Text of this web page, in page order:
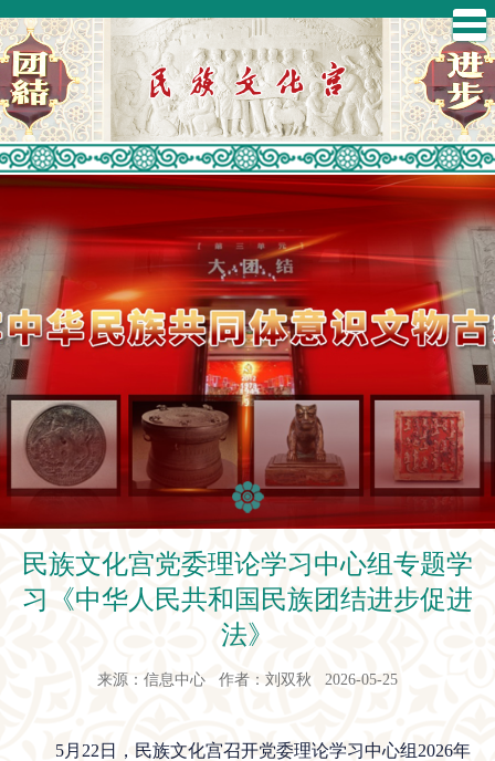
民族文化宫党委理论学习中心组专题学
习《中华人民共和国民族团结进步促进
法》
来源：信息中心 作者：刘双秋 2026-05-25
5月22日，民族文化宫召开党委理论学习中心组2026年